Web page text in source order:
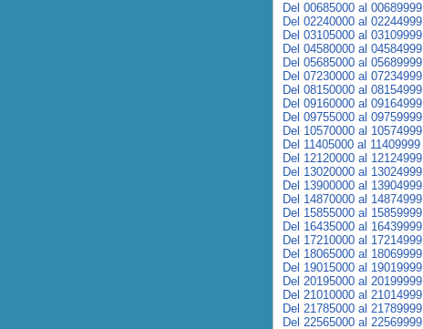
Del 00685000 al 00689999
Del 02240000 al 02244999
Del 03105000 al 03109999
Del 04580000 al 04584999
Del 05685000 al 05689999
Del 07230000 al 07234999
Del 08150000 al 08154999
Del 09160000 al 09164999
Del 09755000 al 09759999
Del 10570000 al 10574999
Del 11405000 al 11409999
Del 12120000 al 12124999
Del 13020000 al 13024999
Del 13900000 al 13904999
Del 14870000 al 14874999
Del 15855000 al 15859999
Del 16435000 al 16439999
Del 17210000 al 17214999
Del 18065000 al 18069999
Del 19015000 al 19019999
Del 20195000 al 20199999
Del 21010000 al 21014999
Del 21785000 al 21789999
Del 22565000 al 22569999